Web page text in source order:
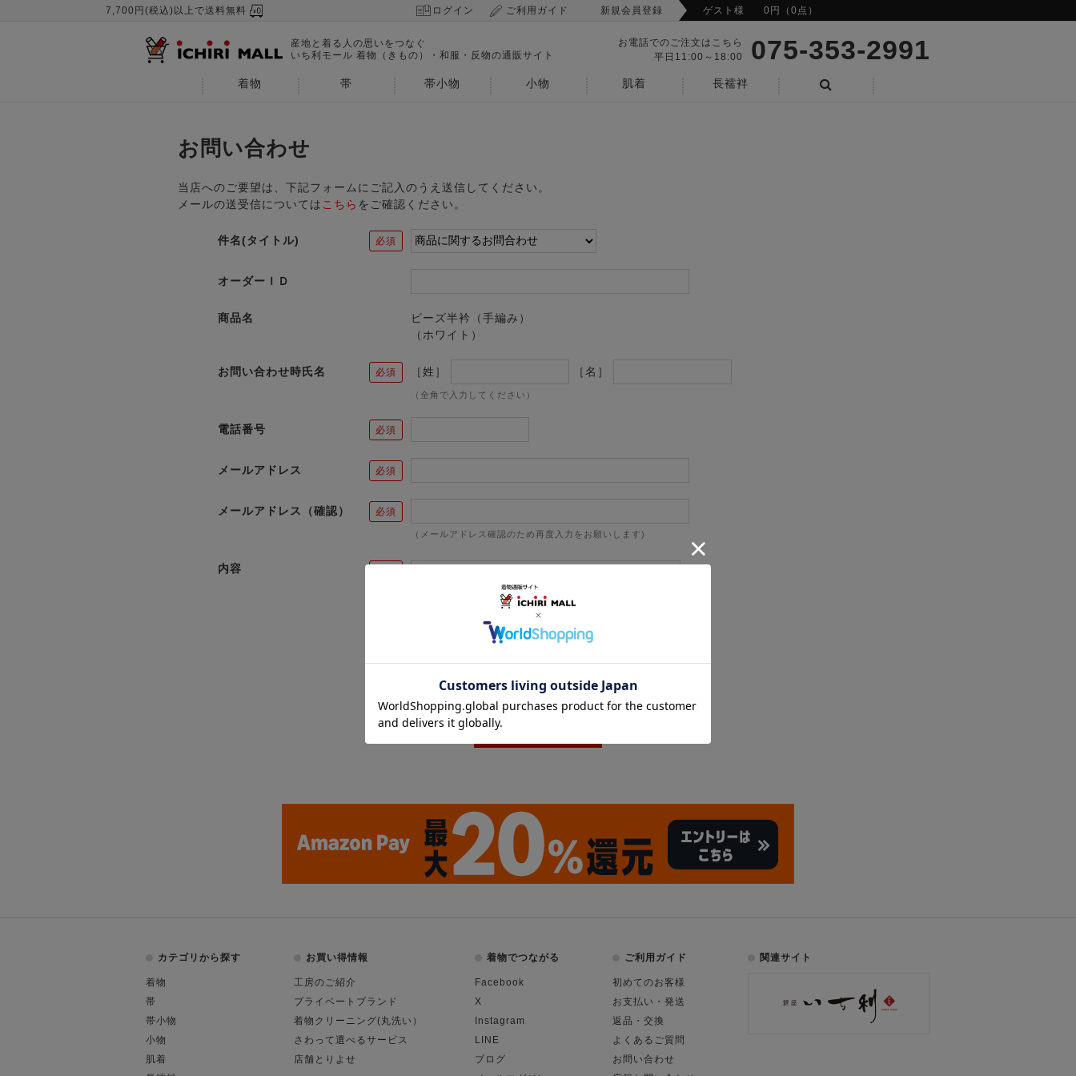
7,700円(税込)以上で送料無料 ログイン ご利用ガイド 新規会員登録 ゲスト様 0円（0点）
産地と着る人の思いをつなぐ
いち利モール 着物（きもの）・和服・反物の通販サイト
お電話でのご注文はこちら
平日11:00～18:00
075-353-2991
着物 帯 帯小物 小物 肌着
長襦袢
お問い合わせ
当店へのご要望は、下記フォームにご記入のうえ送信してください。
メールの送受信については こちら をご確認ください。
件名(タイトル)
オーダーＩＤ
商品名
ビーズ半衿（手編み）
（ホワイト）
お問い合わせ時氏名 ［姓］ ［名］
（全角で入力してください）
電話番号
メールアドレス
メールアドレス（確認）
（メールアドレス確認のため再度入力をお願いします)
内容
カテゴリから探す
着物
帯
帯小物
小物
肌着
お買い得情報
工房のご紹介
プライベートブランド
着物クリーニング(丸洗い）
さわって選べるサービス
店舗とりよせ
着物でつながる
Facebook
X
Instagram
LINE
ブログ
ご利用ガイド
初めてのお客様
お支払い・発送
返品・交換
よくあるご質問
お問い合わせ
関連サイト